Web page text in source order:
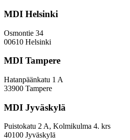
MDI Helsinki
Osmontie 34
00610 Helsinki
MDI Tampere
Hatanpäänkatu 1 A
33900 Tampere
MDI Jyväskylä
Puistokatu 2 A, Kolmikulma 4. krs
40100 Jyväskylä